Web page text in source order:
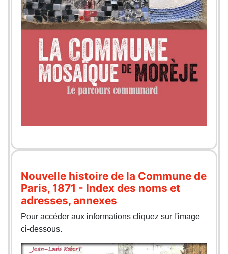
Nouvelle histoire de la Commune de
Paris, 1871 - Index des noms et
adresses, annexes
Pour accéder aux informations cliquez sur l'image
ci-dessous.